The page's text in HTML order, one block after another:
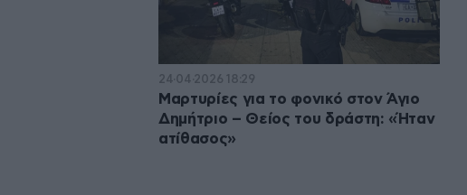
24·04·2026 18:29
Μαρτυρίες για το φονικό στον Άγιο
Δημήτριο – Θείος του δράστη: «Ήταν
ατίθασος»